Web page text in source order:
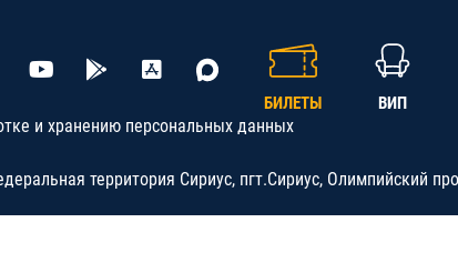
БИЛЕТЫ ВИП
и хранению персональных данных
территория Сириус, пгт.Сириус, Олимпийский